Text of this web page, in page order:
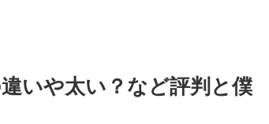
いや太い？など評判と僕